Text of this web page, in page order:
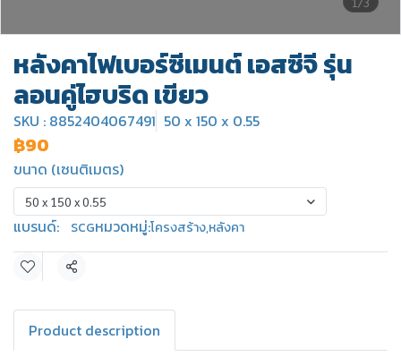
หลังคาไฟเบอร์ซีเมนต์ เอสซีจี รุ่น
ลอนคู่ไฮบริด เขียว
SKU : 8852404067491 50 x 150 x 0.55
฿90
ขนาด (เซนติเมตร)
50 x 150 x 0.55
แบรนด์: SCGหมวดหมู่:โครงสร้าง,หลังคา
แชร์
Product description